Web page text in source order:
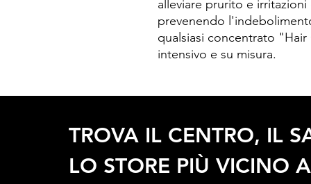
alleviare prurito e
prevenendo
qualsiasi concentrato
intensivo e su misura.
TROVA IL CENTRO, IL
LO STORE PIÙ VICINO